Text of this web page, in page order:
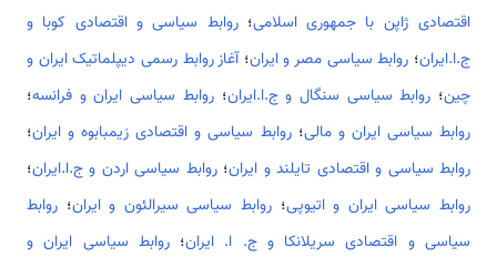
اقتصادی ژاپن با جمهوری اسلامی؛روابط سیاسی و اقتصادی کوبا و
ج.ا.ایران؛ روابط سیاسی مصر و ایران؛آغاز روابط رسمی دیپلماتیک ایران و
چین؛ روابط سیاسی سنگال و ج.ا.ایران؛روابط سیاسی ایران و فرانسه؛
روابط سیاسی ایران و مالی؛روابط سیاسی و اقتصادی زیمبابوه و ایران؛
روابط سیاسی و اقتصادی تایلند و ایران؛روابط سیاسی اردن و ج.ا.ایران؛
روابط سیاسی ایران و اتیوپی؛ روابط سیاسی سیرالئون و ایران؛ روابط
سیاسی و اقتصادی سریلانکا و ج. ا. ایران؛روابط سیاسی ایران و